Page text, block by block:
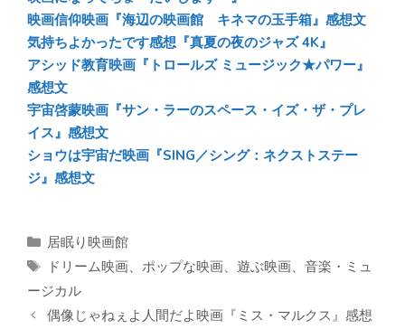
映画信仰映画『海辺の映画館 キネマの玉手箱』感想文
気持ちよかったです感想『真夏の夜のジャズ 4K』
アシッド教育映画『トロールズ ミュージック★パワー』
感想文
宇宙啓蒙映画『サン・ラーのスペース・イズ・ザ・プレ
イス』感想文
ショウは宇宙だ映画『SING／シング：ネクストステー
ジ』感想文
カ
テ
ゴ
リ
ー
居眠り映画館
タ
グ
ドリーム映画、 ポップな映画、 遊ぶ映画、 音楽・ミュ
ージカル
偶像じゃねぇよ人間だよ映画『ミス・マルクス』感想